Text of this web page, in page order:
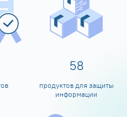
60
продуктов для защиты
информации